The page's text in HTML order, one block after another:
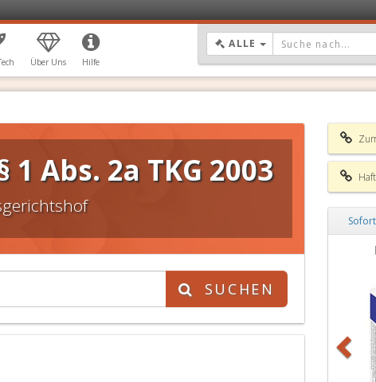
Über Uns Hilfe
ALLE DROPDOWN:
Abs. 2a TKG 2003
SUCHEN